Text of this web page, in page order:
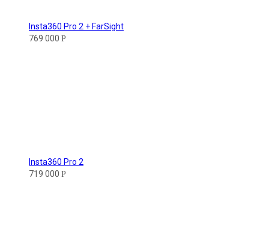
Insta360 Pro 2 + FarSight
769 000 Р
Insta360 Pro 2
719 000 Р